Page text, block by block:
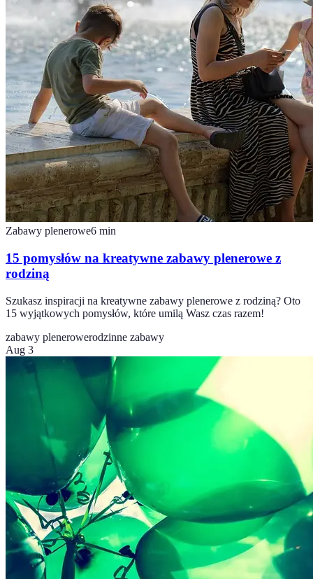
Zabawy plenerowe6 min
15 pomysłów na kreatywne zabawy plenerowe z
rodziną
Szukasz inspiracji na kreatywne zabawy plenerowe z rodziną? Oto
15 wyjątkowych pomysłów, które umilą Wasz czas razem!
zabawy plenerowerodzinne zabawy
Aug 3